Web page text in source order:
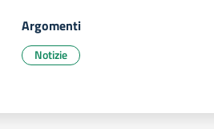
Argomenti
Notizie